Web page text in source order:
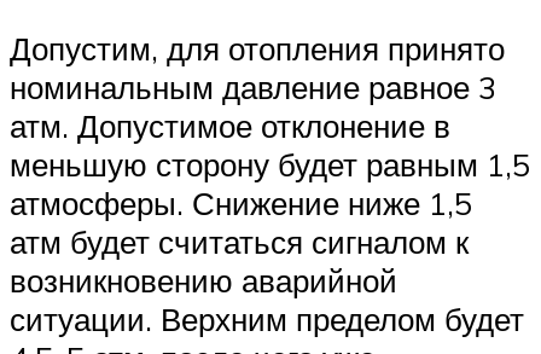
Допустим, для отопления принято
номинальным давление равное 3
атм. Допустимое отклонение в
меньшую сторону будет равным 1,5
атмосферы. Снижение ниже 1,5
атм будет считаться сигналом к
возникновению аварийной
ситуации. Верхним пределом будет